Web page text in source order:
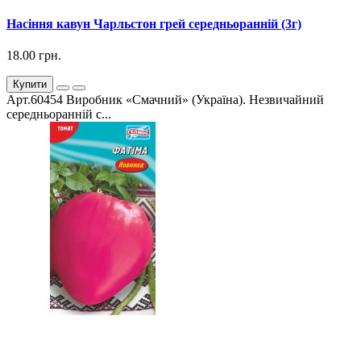
Насіння кавун Чарльстон грей середньоранній (3г)
18.00 грн.
Купити
Арт.60454 Виробник «Смачний» (Україна). Незвичайний
середньоранній с...